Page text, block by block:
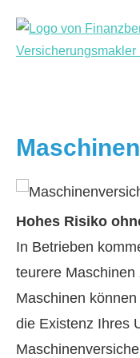
Hohes Risiko
In Betrieben
teurere
Maschinen
die Existenz Ihres